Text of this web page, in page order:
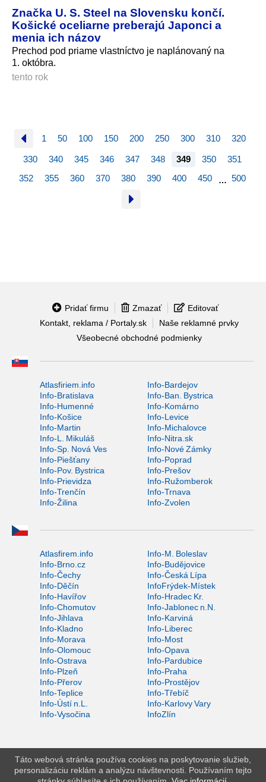
Značka U. S. Steel na Slovensku končí.
Košické oceliarne preberajú Japonci a
menia ich názov
Prechod pod priame vlastníctvo je naplánovaný na
1. októbra.
tento rok
1 50 100 150 200 250 300 310 320
330 340 345 346 347 348 349 350
351
352
355 360 370 380 390 400 450 … 500
Pridať firmu Zmazať
Editovať
Kontakt, reklama / Portaly.sk
Naše reklamné prvky
Všeobecné obchodné podmienky
Atlasfiriem.info
Info-Bardejov
Info-Bratislava
Info-Ban. Bystrica
Info-Humenné
Info-Komárno
Info-Košice
Info-Levice
Info-Martin
Info-Michalovce
Info-L. Mikuláš
Info-Nitra.sk
Info-Sp. Nová Ves
Info-Nové Zámky
Info-Piešťany
Info-Poprad
Info-Pov. Bystrica
Info-Prešov
Info-Prievidza
Info-Ružomberok
Info-Trenčín
Info-Trnava
Info-Žilina
Info-Zvolen
Atlasfirem.info
Info-M. Boleslav
Info-Brno.cz
Info-Budějovice
Info-Čechy
Info-Česká Lípa
Info-Děčín
InfoFrýdek-Místek
Info-Havířov
Info-Hradec Kr.
Info-Chomutov
Info-Jablonec n.N.
Info-Jihlava
Info-Karviná
Info-Kladno
Info-Liberec
Info-Morava
Info-Most
Info-Olomouc
Info-Opava
Info-Ostrava
Info-Pardubice
Info-Plzeň
Info-Praha
Info-Přerov
Info-Prostějov
Info-Teplice
Info-Třebíč
Info-Ústí n.L.
Info-Karlovy Vary
Info-Vysočina
InfoZlín
Táto webová stránka používa cookies na poskytovanie služieb,
personalizáciu reklám a analýzu návštevnosti. Používaním tejto